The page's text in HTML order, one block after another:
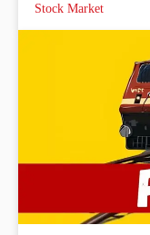
Stock Market